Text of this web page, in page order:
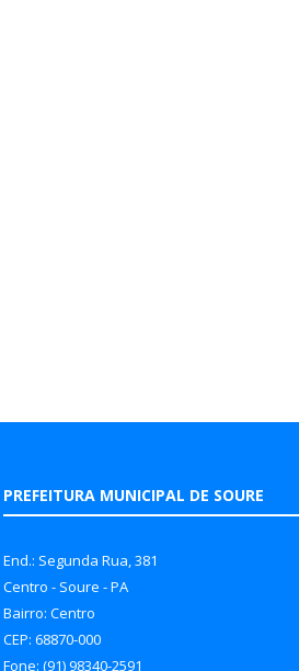
PREFEITURA MUNICIPAL DE SOURE
End.: Segunda Rua, 381
Centro - Soure - PA
Bairro: Centro
CEP: 68870-000
Fone: (91) 98340-2591